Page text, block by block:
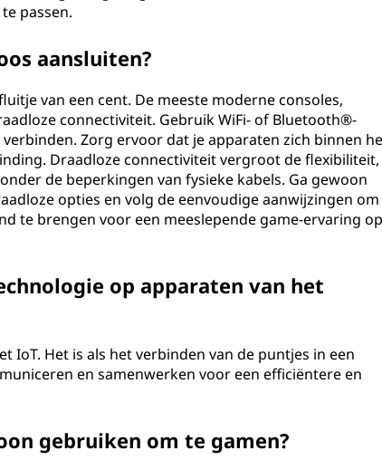
passen.
aansluiten?
van een cent. De meeste moderne consoles,
connectiviteit. Gebruik WiFi- of Bluetooth®-
Zorg ervoor dat je apparaten zich binnen
Draadloze connectiviteit vergroot de flexibiliteit,
de beperkingen van fysieke kabels. Ga gewoon
opties en volg de eenvoudige aanwijzingen om
te brengen voor een meeslepende game-ervaring
op apparaten van het
IoT. Het is als het verbinden van de puntjes in een
en samenwerken voor een efficiëntere en
gebruiken om te gamen?